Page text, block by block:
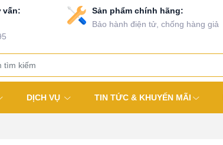
vấn:
Sản phẩm chính hãng:
Bảo hành điện tử, chống hàng giả
DỊCH VỤ TIN TỨC & KHUYẾN MÃI